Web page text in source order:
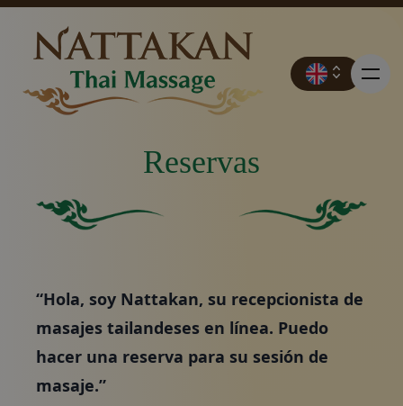
Precios
Póngase en contacto con
Promociones
Reservas
“Hola, soy Nattakan, su recepcionista de
masajes tailandeses en línea. Puedo
hacer una reserva para su sesión de
masaje.”